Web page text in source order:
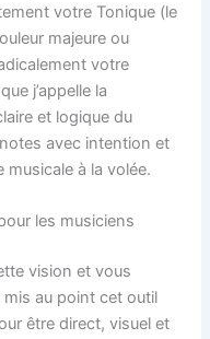
votre Tonique (le
majeure ou
votre
j’appelle la
et logique du
avec intention et
musicale à la volée.
les musiciens
vision et vous
mis au point cet outil
être direct, visuel et